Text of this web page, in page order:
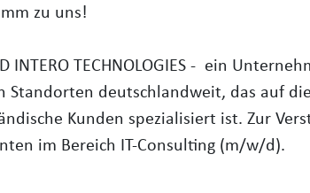
zu uns!
INTERO TECHNOLOGIES - ein
Standorten deutschlandweit, das auf
Kunden spezialisiert ist. Zur
im Bereich IT-Consulting (m/w/d).